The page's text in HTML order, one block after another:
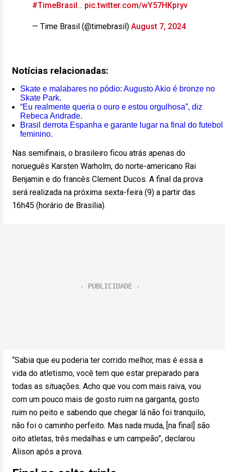
#TimeBrasil… pic.twitter.com/wY57HKpryv
— Time Brasil (@timebrasil) August 7, 2024
Notícias relacionadas:
Skate e malabares no pódio: Augusto Akio é bronze no
Skate Park.
“Eu realmente queria o ouro e estou orgulhosa”, diz
Rebeca Andrade.
Brasil derrota Espanha e garante lugar na final do futebol
feminino.
Nas semifinais, o brasileiro ficou atrás apenas do
norueguês Karsten Warholm, do norte-americano Rai
Benjamin e do francês Clement Ducos. A final da prova
será realizada na próxima sexta-feira (9) a partir das
16h45 (horário de Brasília).
“Sabia que eu poderia ter corrido melhor, mas é essa a
vida do atletismo, você tem que estar preparado para
todas as situações. Acho que vou com mais raiva, vou
com um pouco mais de gosto ruim na garganta, gosto
ruim no peito e sabendo que chegar lá não foi tranquilo,
não foi o caminho perfeito. Mas nada muda, [na final] são
oito atletas, três medalhas e um campeão”, declarou
Alison após a prova.